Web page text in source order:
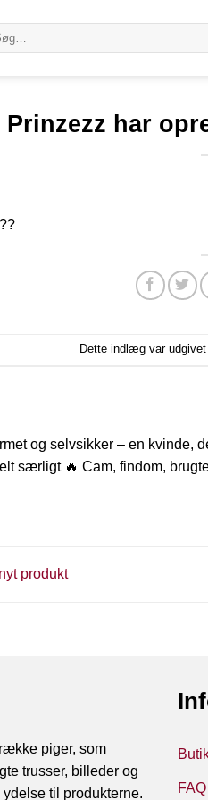
Prinzezz har
Dette indlæg var
og selvsikker – en kvinde,
særligt 🔥 Cam, findom,
produkt
piger, som
trusser, billeder og
til produkterne.
FAQ